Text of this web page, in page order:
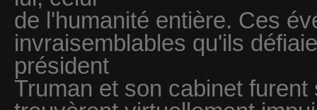
de l'humanité entière. Ces
invraisemblables qu'ils
président
Truman et son cabinet